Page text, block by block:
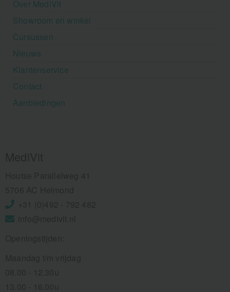
Over MediVit
Showroom en winkel
Cursussen
Nieuws
Klantenservice
Contact
Aanbiedingen